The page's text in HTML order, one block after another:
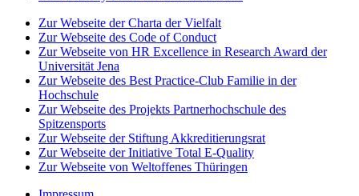
Zur Webseite der Charta der Vielfalt
Zur Webseite des Code of Conduct
Zur Webseite von HR Excellence in Research Award der
Universität Jena
Zur Webseite des Best Practice-Club Familie in der
Hochschule
Zur Webseite des Projekts Partnerhochschule des
Spitzensports
Zur Webseite der Stiftung Akkreditierungsrat
Zur Webseite der Initiative Total E-Quality
Zur Webseite von Weltoffenes Thüringen